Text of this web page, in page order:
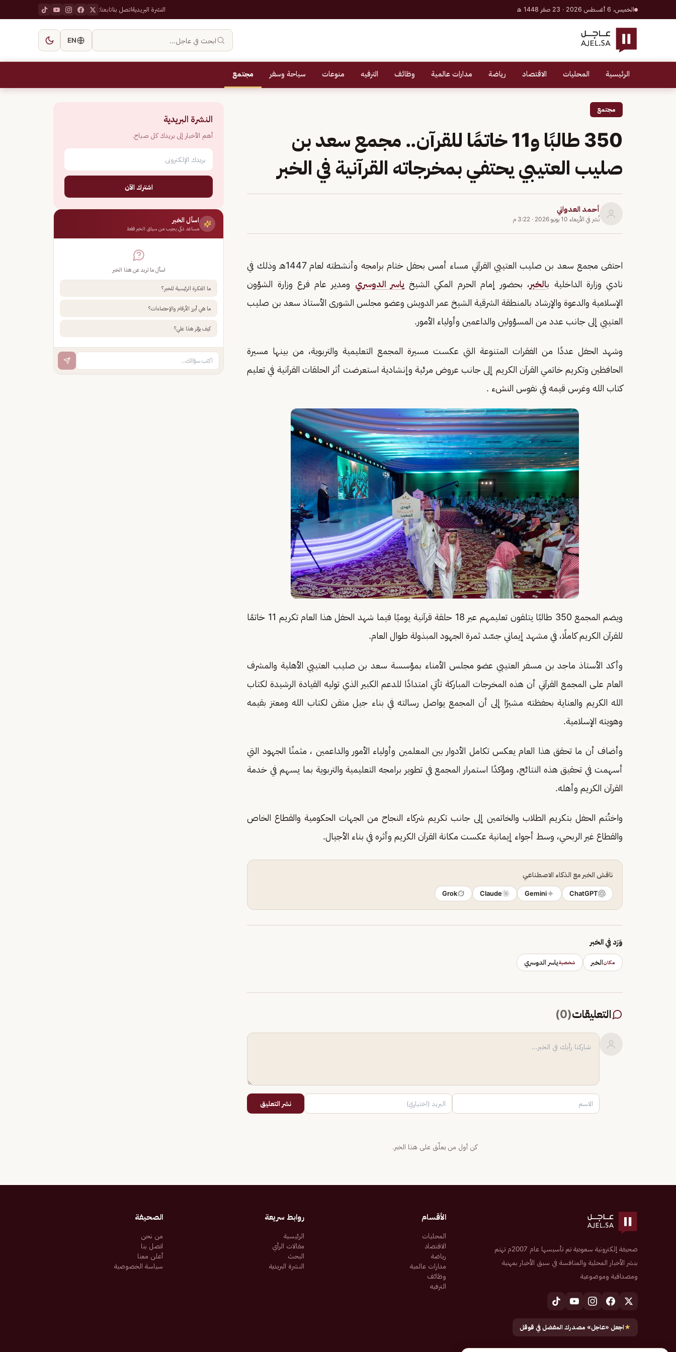
الخميس، 6 أغسطس 2026 · 23 صفر 1448 هـ النشرة البريديةاتصل بناتابعنا:
ابحث في عاجل… EN
الرئيسية المحليات الاقتصاد رياضة مدارات عالمية وظائف الترفيه منوعات سياحة وسفر مجتمع
مجتمع
350 طالبًا و11 خاتمًا للقرآن.. مجمع سعد بن
صليب العتيبي يحتفي بمخرجاته القرآنية في الخبر
أحمد العدواني
نُشر في الأربعاء 10 يونيو 2026 · 3:22 م
احتفى مجمع سعد بن صليب العتيبي القرآني مساء أمس بحفل ختام برامجه وأنشطته لعام 1447هـ وذلك في
نادي وزارة الداخلية بالخبر، بحضور إمام الحرم المكي الشيخ ياسر الدوسري ومدير عام فرع وزارة الشؤون
الإسلامية والدعوة والإرشاد بالمنطقة الشرقية الشيخ عمر الدويش وعضو مجلس الشورى الأستاذ سعد بن صليب
العتيبي إلى جانب عدد من المسؤولين والداعمين وأولياء الأمور.
وشهد الحفل عددًا من الفقرات المتنوعة التي عكست مسيرة المجمع التعليمية والتربوية، من بينها مسيرة
الحافظين وتكريم خاتمي القرآن الكريم إلى جانب عروض مرئية وإنشادية استعرضت أثر الحلقات القرآنية في تعليم
كتاب الله وغرس قيمه في نفوس النشء .
ويضم المجمع 350 طالبًا يتلقون تعليمهم عبر 18 حلقة قرآنية يوميًا فيما شهد الحفل هذا العام تكريم 11 خاتمًا
للقرآن الكريم كاملًا، في مشهد إيماني جسّد ثمرة الجهود المبذولة طوال العام.
وأكد الأستاذ ماجد بن مسفر العتيبي عضو مجلس الأمناء بمؤسسة سعد بن صليب العتيبي الأهلية والمشرف
العام على المجمع القرآني أن هذه المخرجات المباركة تأتي امتدادًا للدعم الكبير الذي توليه القيادة الرشيدة لكتاب
الله الكريم والعناية بحفظته مشيرًا إلى أن المجمع يواصل رسالته في بناء جيل متقن لكتاب الله ومعتز بقيمه
وهويته الإسلامية.
وأضاف أن ما تحقق هذا العام يعكس تكامل الأدوار بين المعلمين وأولياء الأمور والداعمين ، مثمنًا الجهود التي
أسهمت في تحقيق هذه النتائج، ومؤكدًا استمرار المجمع في تطوير برامجه التعليمية والتربوية بما يسهم في خدمة
القرآن الكريم وأهله.
واختُتم الحفل بتكريم الطلاب والخاتمين إلى جانب تكريم شركاء النجاح من الجهات الحكومية والقطاع الخاص
والقطاع غير الربحي، وسط أجواء إيمانية عكست مكانة القرآن الكريم وأثره في بناء الأجيال.
ناقش الخبر مع الذكاء الاصطناعي
ChatGPT
Gemini
Claude
Grok
وَرَد في الخبر
مكانالخبر شخصيةياسر الدوسري
التعليقات(
0
)
نشر التعليق
كن أول من يعلّق على هذا الخبر.
النشرة البريدية
أهم الأخبار إلى بريدك كل صباح.
اشترك الآن
اسأل الخبر
مساعد ذكي يجيب من سياق الخبر فقط
اسأل ما تريد عن هذا الخبر
ما الفكرة الرئيسية للخبر؟
ما هي أبرز الأرقام والإحصاءات؟
كيف يؤثر هذا علي؟
صحيفة إلكترونية سعودية تم تأسيسها عام 2007م تهتم
بنشر الأخبار المحلية والمنافسة في سبق الأخبار بمهنية
ومصداقية وموضوعية
★اجعل «عاجل» مصدرك المفضل في قوقل
الأقسام
المحليات
الاقتصاد
رياضة
مدارات عالمية
وظائف
الترفيه
روابط سريعة
الرئيسية
مقالات الرأي
البحث
النشرة البريدية
الصحيفة
من نحن
اتصل بنا
أعلن معنا
سياسة الخصوصية